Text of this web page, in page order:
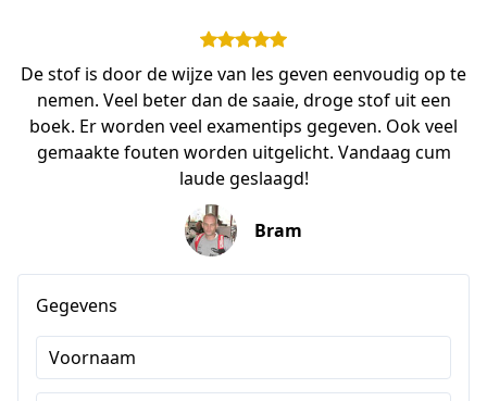
De stof is door de wijze van les geven eenvoudig op te
nemen. Veel beter dan de saaie, droge stof uit een
boek. Er worden veel examentips gegeven. Ook veel
gemaakte fouten worden uitgelicht. Vandaag cum
laude geslaagd!
Bram
Gegevens
Voornaam